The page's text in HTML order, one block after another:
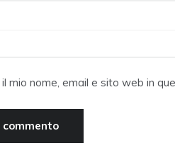
mio nome, email e sito web in